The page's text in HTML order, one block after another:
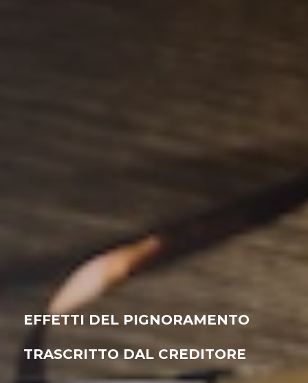
EFFETTI DEL PIGNORAMENTO
TRASCRITTO DAL CREDITORE